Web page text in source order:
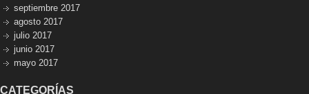
septiembre 2017
agosto 2017
julio 2017
junio 2017
mayo 2017
CATEGORÍAS